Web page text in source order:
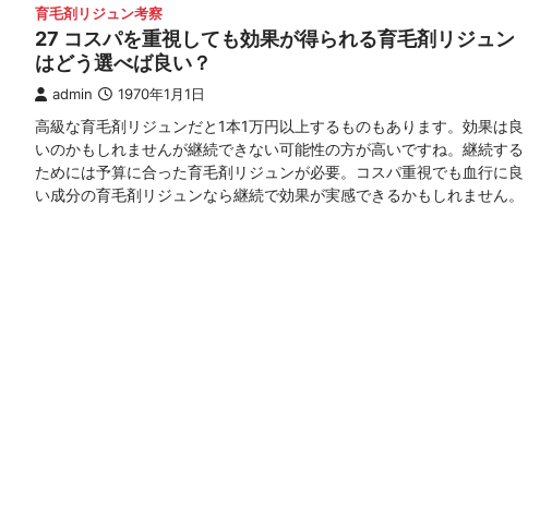
育毛剤リジュン考察
27 コスパを重視しても効果が得られる育毛剤リジュン
はどう選べば良い？
admin 1970年1月1日
高級な育毛剤リジュンだと1本1万円以上するものもあります。効果は良
いのかもしれませんが継続できない可能性の方が高いですね。継続する
ためには予算に合った育毛剤リジュンが必要。コスパ重視でも血行に良
い成分の育毛剤リジュンなら継続で効果が実感できるかもしれません。